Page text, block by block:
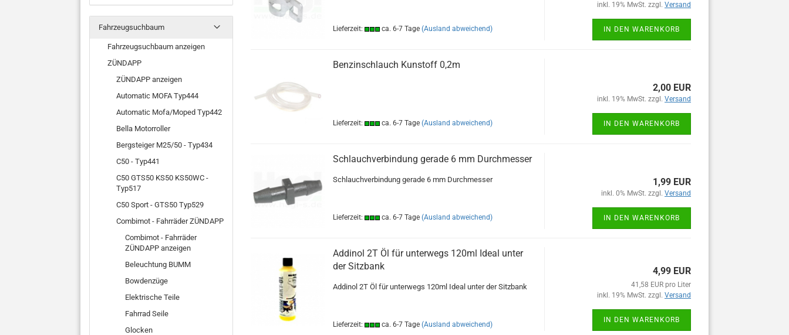
Lieferzeit: ca. 6-7 Tage (Ausland abweichend)
inkl. 19% MwSt. zzgl. Versand
IN DEN WARENKORB
Benzinschlauch Kunstoff 0,2m
Lieferzeit: ca. 6-7 Tage (Ausland abweichend)
2,00 EUR
inkl. 19% MwSt. zzgl. Versand
IN DEN WARENKORB
Schlauchverbindung gerade 6 mm Durchmesser
Schlauchverbindung gerade 6 mm Durchmesser
Lieferzeit: ca. 6-7 Tage (Ausland abweichend)
1,99 EUR
inkl. 0% MwSt. zzgl. Versand
IN DEN WARENKORB
Addinol 2T Öl für unterwegs 120ml Ideal unter
der Sitzbank
Addinol 2T Öl für unterwegs 120ml Ideal unter der Sitzbank
Lieferzeit: ca. 6-7 Tage (Ausland abweichend)
4,99 EUR
41,58 EUR pro Liter
inkl. 19% MwSt. zzgl. Versand
IN DEN WARENKORB
Fahrzeugsuchbaum
Fahrzeugsuchbaum anzeigen
ZÜNDAPP
ZÜNDAPP anzeigen
Automatic MOFA Typ444
Automatic Mofa/Moped Typ442
Bella Motorroller
Bergsteiger M25/50 - Typ434
C50 - Typ441
C50 GTS50 KS50 KS50WC -
Typ517
C50 Sport - GTS50 Typ529
Combimot - Fahrräder ZÜNDAPP
Combimot - Fahrräder
ZÜNDAPP anzeigen
Beleuchtung BUMM
Bowdenzüge
Elektrische Teile
Fahrrad Seile
Glocken